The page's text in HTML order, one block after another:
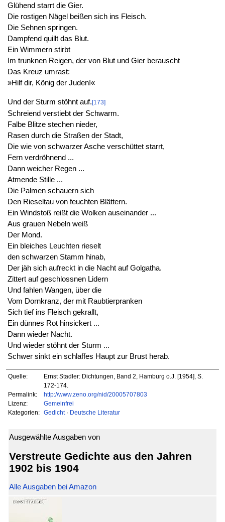
Glühend starrt die Gier.
Die rostigen Nägel beißen sich ins Fleisch.
Die Sehnen springen.
Dampfend quillt das Blut.
Ein Wimmern stirbt
Im trunknen Reigen, der von Blut und Gier berauscht
Das Kreuz umrast:
»Hilf dir, König der Juden!«
Und der Sturm stöhnt auf.[173]
Schreiend verstiebt der Schwarm.
Falbe Blitze stechen nieder,
Rasen durch die Straßen der Stadt,
Die wie von schwarzer Asche verschüttet starrt,
Fern verdröhnend ...
Dann weicher Regen ...
Atmende Stille ...
Die Palmen schauern sich
Den Rieseltau von feuchten Blättern.
Ein Windstoß reißt die Wolken auseinander ...
Aus grauen Nebeln weiß
Der Mond.
Ein bleiches Leuchten rieselt
den schwarzen Stamm hinab,
Der jäh sich aufreckt in die Nacht auf Golgatha.
Zittert auf geschlossnen Lidern
Und fahlen Wangen, über die
Vom Dornkranz, der mit Raubtierpranken
Sich tief ins Fleisch gekrallt,
Ein dünnes Rot hinsickert ...
Dann wieder Nacht.
Und wieder stöhnt der Sturm ...
Schwer sinkt ein schlaffes Haupt zur Brust herab.
Quelle:
Ernst Stadler: Dichtungen, Band 2, Hamburg o.J. [1954], S.
172-174.
Permalink:
http://www.zeno.org/nid/20005707803
Lizenz:
Gemeinfrei
Kategorien:
Gedicht· Deutsche Literatur
Ausgewählte Ausgaben von
Verstreute Gedichte aus den Jahren
1902 bis 1904
Alle Ausgaben bei Amazon